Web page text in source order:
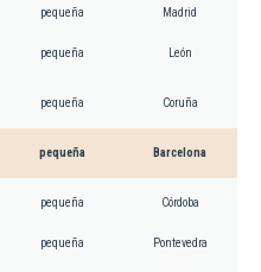
pequeña Madrid
pequeña León
pequeña Coruña
pequeña Barcelona
pequeña Córdoba
pequeña Pontevedra